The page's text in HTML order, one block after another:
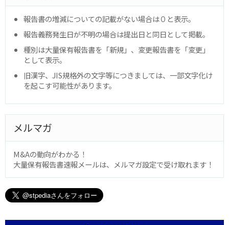
報告書の増減についての記載がない場合は０と表示。
報告義務発生日が不明の場合は提出日と同日として掲載。
種別は大量保有報告書を「新規」、変更報告書を「変更」
として表示。
旧漢字、JIS規格外の文字等につきましては、一部文字化け
を起こす可能性があります。
メルマガ
M&Aの動向がわかる！
大量保有報告書速報メールは、メルマガ設定で受け取れます！